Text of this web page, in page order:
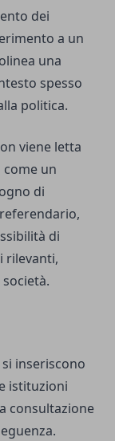
dei
a un
una
spesso
politica.
viene letta
un
di
di
rilevanti,
inseriscono
istituzioni
consultazione